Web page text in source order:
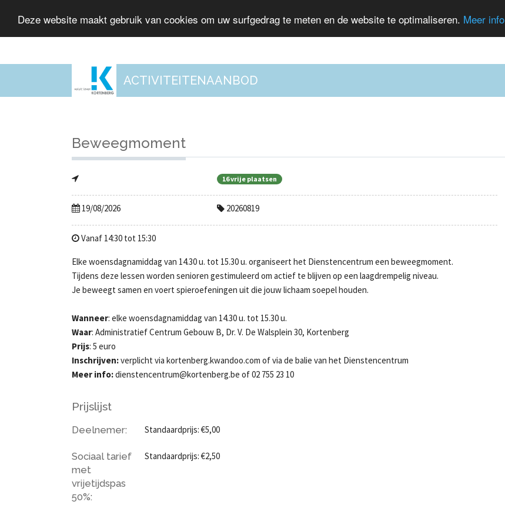
Deze website maakt gebruik van cookies om uw surfgedrag te meten en de website te optimaliseren. Meer info
ACTIVITEITENAANBOD
Beweegmoment
16 vrije plaatsen
19/08/2026 20260819
Vanaf 14:30 tot 15:30
Elke woensdagnamiddag van 14.30 u. tot 15.30 u. organiseert het Dienstencentrum een beweegmoment.
Tijdens deze lessen worden senioren gestimuleerd om actief te blijven op een laagdrempelig niveau.
Je beweegt samen en voert spieroefeningen uit die jouw lichaam soepel houden.
Wanneer: elke woensdagnamiddag van 14.30 u. tot 15.30 u.
Waar: Administratief Centrum Gebouw B, Dr. V. De Walsplein 30, Kortenberg
Prijs: 5 euro
Inschrijven:verplicht via kortenberg.kwandoo.com of via de balie van het Dienstencentrum
Meer info:dienstencentrum@kortenberg.be of 02 755 23 10
Prijslijst
Deelnemer: Standaardprijs: €5,00
Sociaal tarief
met
vrijetijdspas
50%:
Standaardprijs: €2,50